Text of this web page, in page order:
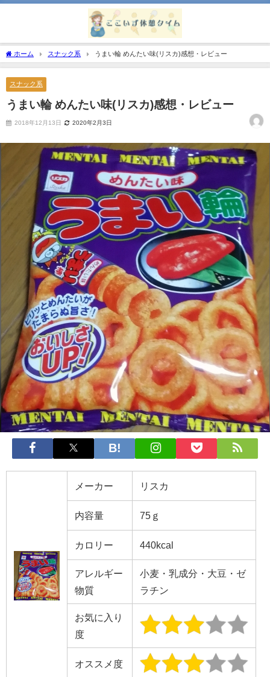
ホーム スナック系 うまい輪 めんたい味(リスカ)感想・レビュー
スナック系
うまい輪 めんたい味(リスカ)感想・レビュー
2018年12月13日 2020年2月3日
メーカー リスカ
内容量 75ｇ
カロリー 440kcal
アレルギー
物質
小麦・乳成分・大豆・ゼ
ラチン
お気に入り
度
オススメ度